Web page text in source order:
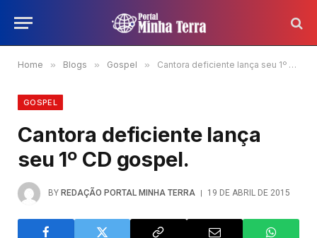
Home » Blogs » Gospel » Cantora deficiente lança seu 1º CD gospel.
GOSPEL
Cantora deficiente lança
seu 1º CD gospel.
BY REDAÇÃO PORTAL MINHA TERRA 19 DE ABRIL DE 2015